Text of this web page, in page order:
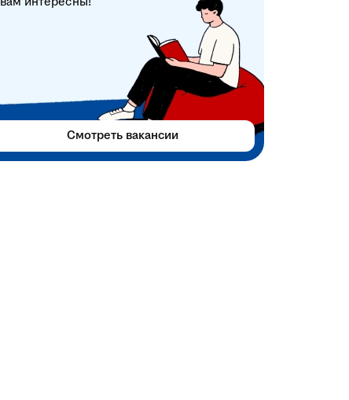
Смотреть вакансии